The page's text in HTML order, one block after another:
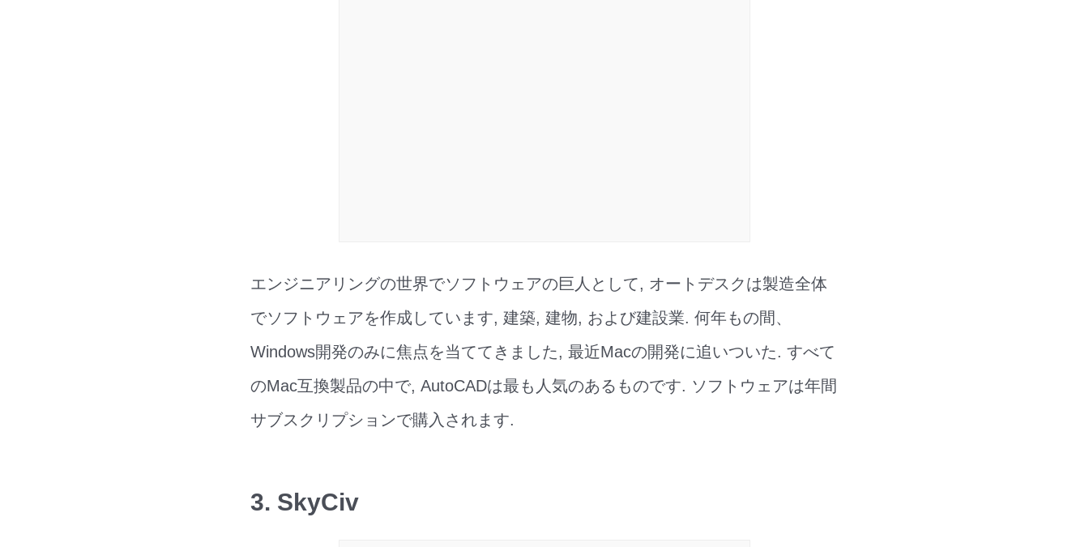
エンジニアリングの世界でソフトウェアの巨人として, オートデスクは製造全体
でソフトウェアを作成しています, 建築, 建物, および建設業. 何年もの間、
Windows開発のみに焦点を当ててきました, 最近Macの開発に追いついた. すべて
のMac互換製品の中で, AutoCADは最も人気のあるものです. ソフトウェアは年間
サブスクリプションで購入されます.
3. SkyCiv